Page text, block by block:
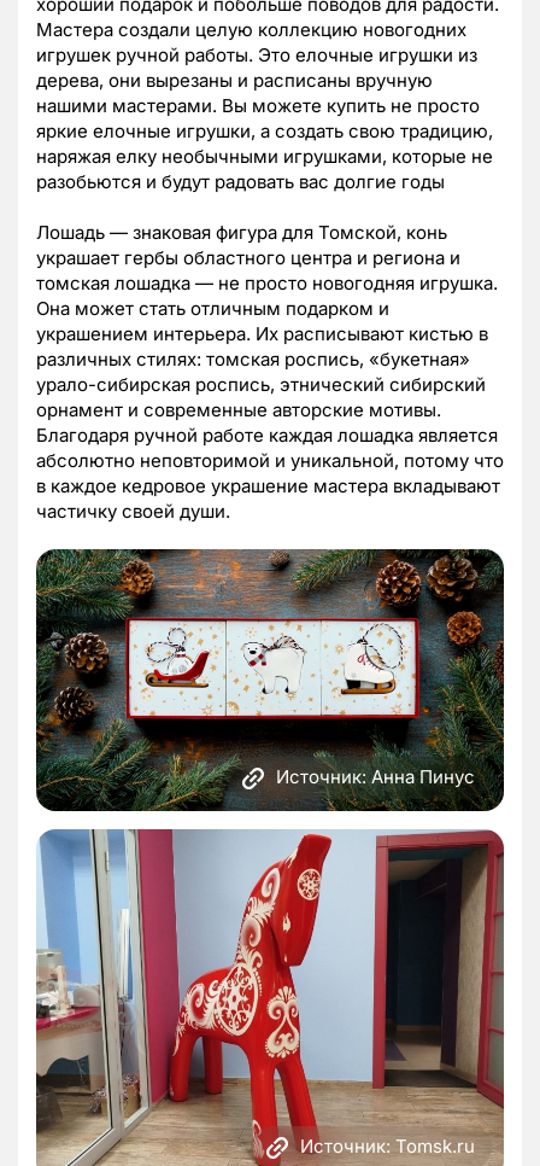
Мастера создали целую коллекцию новогодних
игрушек ручной работы. Это елочные игрушки из
дерева, они вырезаны и расписаны вручную
нашими мастерами. Вы можете купить не просто
яркие елочные игрушки, а создать свою традицию,
наряжая елку необычными игрушками, которые не
разобьются и будут радовать вас долгие годы
Лошадь — знаковая фигура для Томской, конь
украшает гербы областного центра и региона и
томская лошадка — не просто новогодняя игрушка.
Она может стать отличным подарком и
украшением интерьера. Их расписывают кистью в
различных стилях: томская роспись, «букетная»
урало-сибирская роспись, этнический сибирский
орнамент и современные авторские мотивы.
Благодаря ручной работе каждая лошадка является
абсолютно неповторимой и уникальной, потому что
в каждое кедровое украшение мастера вкладывают
частичку своей души.
Источник: Анна Пинус
Источник: Tomsk.ru